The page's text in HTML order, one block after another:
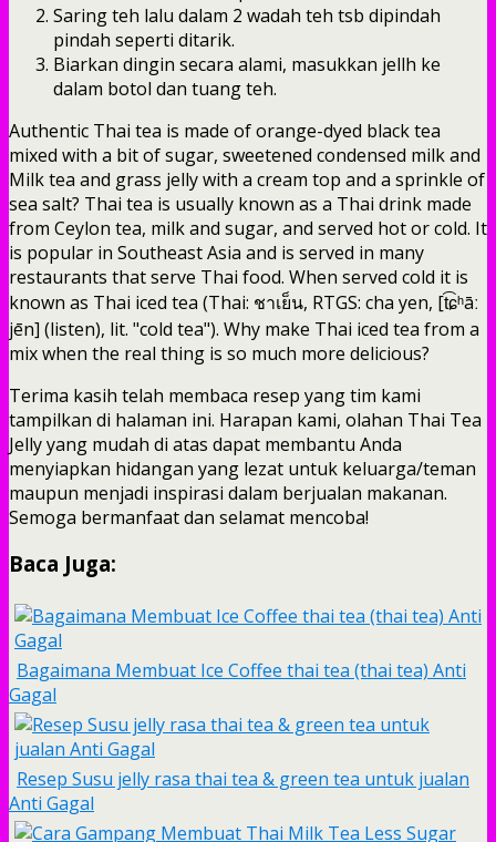
Saring teh lalu dalam 2 wadah teh tsb dipindah
pindah seperti ditarik.
Biarkan dingin secara alami, masukkan jellh ke
dalam botol dan tuang teh.
Authentic Thai tea is made of orange-dyed black tea
mixed with a bit of sugar, sweetened condensed milk and
Milk tea and grass jelly with a cream top and a sprinkle of
sea salt? Thai tea is usually known as a Thai drink made
from Ceylon tea, milk and sugar, and served hot or cold. It
is popular in Southeast Asia and is served in many
restaurants that serve Thai food. When served cold it is
known as Thai iced tea (Thai: ชาเย็น, RTGS: cha yen, [t͡ɕʰāː
jēn] (listen), lit. "cold tea"). Why make Thai iced tea from a
mix when the real thing is so much more delicious?
Terima kasih telah membaca resep yang tim kami
tampilkan di halaman ini. Harapan kami, olahan Thai Tea
Jelly yang mudah di atas dapat membantu Anda
menyiapkan hidangan yang lezat untuk keluarga/teman
maupun menjadi inspirasi dalam berjualan makanan.
Semoga bermanfaat dan selamat mencoba!
Baca Juga:
Bagaimana Membuat Ice Coffee thai tea (thai tea) Anti
Gagal
Resep Susu jelly rasa thai tea & green tea untuk jualan
Anti Gagal